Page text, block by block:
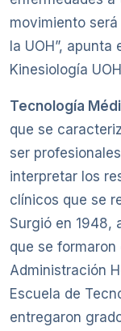
movimiento
la UOH”,
Kinesiología
Tecnología
que se
ser
interpretar los
clínicos que se
Surgió en 1948,
que se
Administración
Escuela de
entregaron